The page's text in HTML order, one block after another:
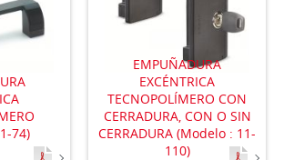
74)
EMPUÑADURA
EXCÉNTRICA
TECNOPOLÍMERO CON
CERRADURA, CON O SIN
CERRADURA (Modelo : 11-
110)